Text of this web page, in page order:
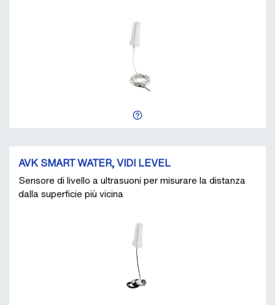
AVK SMART WATER, VIDI LEVEL
Sensore di livello a ultrasuoni per misurare la distanza
dalla superficie più vicina